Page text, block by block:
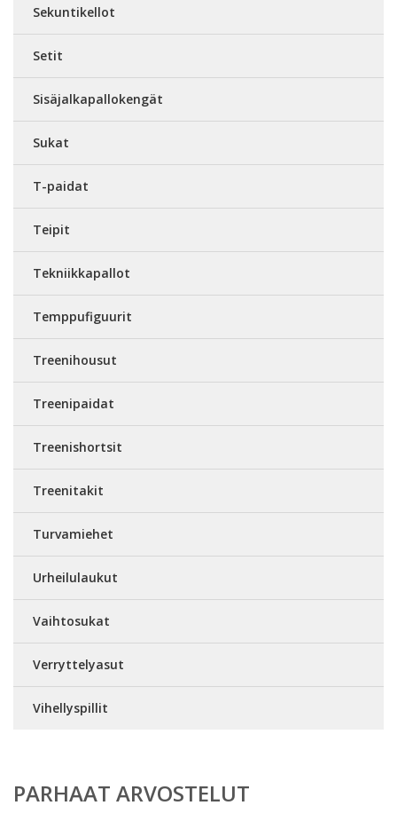
Sekuntikellot
Setit
Sisäjalkapallokengät
Sukat
T-paidat
Teipit
Tekniikkapallot
Temppufiguurit
Treenihousut
Treenipaidat
Treenishortsit
Treenitakit
Turvamiehet
Urheilulaukut
Vaihtosukat
Verryttelyasut
Vihellyspillit
PARHAAT ARVOSTELUT